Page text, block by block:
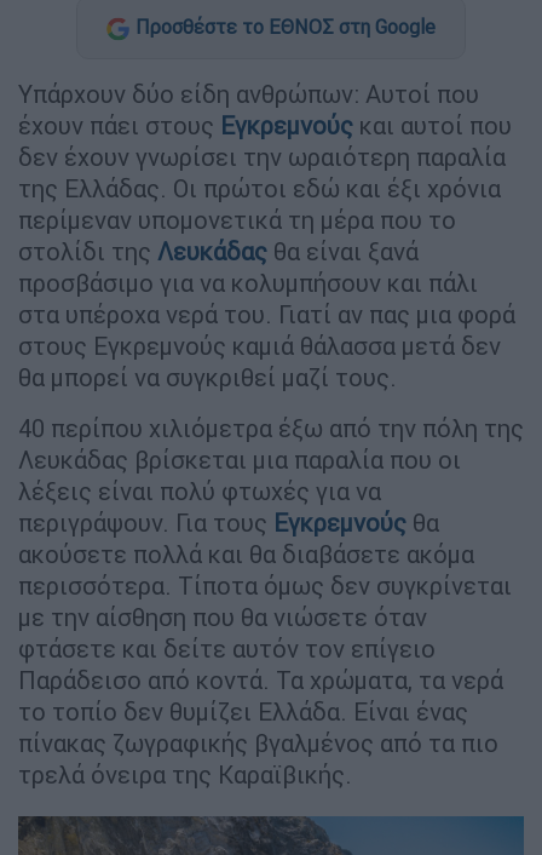
Προσθέστε το ΕΘΝΟΣ στη Google
Υπάρχουν δύο είδη ανθρώπων: Αυτοί που
έχουν πάει στους Εγκρεμνούς και αυτοί που
δεν έχουν γνωρίσει την ωραιότερη παραλία
της Ελλάδας. Οι πρώτοι εδώ και έξι χρόνια
περίμεναν υπομονετικά τη μέρα που το
στολίδι της Λευκάδας θα είναι ξανά
προσβάσιμο για να κολυμπήσουν και πάλι
στα υπέροχα νερά του. Γιατί αν πας μια φορά
στους Εγκρεμνούς καμιά θάλασσα μετά δεν
θα μπορεί να συγκριθεί μαζί τους.
40 περίπου χιλιόμετρα έξω από την πόλη της
Λευκάδας βρίσκεται μια παραλία που οι
λέξεις είναι πολύ φτωχές για να
περιγράψουν. Για τους Εγκρεμνούς θα
ακούσετε πολλά και θα διαβάσετε ακόμα
περισσότερα. Τίποτα όμως δεν συγκρίνεται
με την αίσθηση που θα νιώσετε όταν
φτάσετε και δείτε αυτόν τον επίγειο
Παράδεισο από κοντά. Τα χρώματα, τα νερά
το τοπίο δεν θυμίζει Ελλάδα. Είναι ένας
πίνακας ζωγραφικής βγαλμένος από τα πιο
τρελά όνειρα της Καραϊβικής.